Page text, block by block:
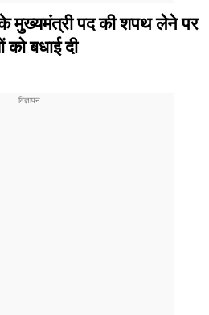
मुख्यमंत्री पद की शपथ लेने पर
बधाई दी